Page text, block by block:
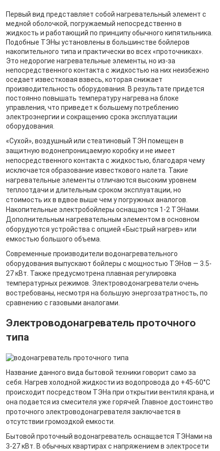
Первый вид представляет собой нагревательный элемент с
медной оболочкой, погружаемый непосредственно в
жидкость и работающий по принципу обычного кипятильника.
Подобные ТЭНы установлены в большинстве бойлеров
накопительного типа и практически во всех «проточниках».
Это недорогие нагревательные элементы, но из-за
непосредственного контакта с жидкостью на них неизбежно
оседает известковая взвесь, которая снижает
производительность оборудования. В результате придется
постоянно повышать температуру нагрева на блоке
управления, что приведет к большему потреблению
электроэнергии и сокращению срока эксплуатации
оборудования.
«Сухой», воздушный или стеатиновый ТЭН помещен в
защитную водонепроницаемую коробку и не имеет
непосредственного контакта с жидкостью, благодаря чему
исключается образование известкового налета. Такие
нагревательные элементы отличаются высоким уровнем
теплоотдачи и длительным сроком эксплуатации, но
стоимость их в вдвое выше чем у погружных аналогов.
Накопительные электробойлеры оснащаются 1-2 ТЭНами.
Дополнительным нагревательным элементом в основном
оборудуются устройства с опцией «Быстрый нагрев» или
емкостью большого объема.
Современные производители водонагревательного
оборудования выпускают бойлеры с мощностью ТЭНов — 3.5-
27 кВт. Также предусмотрена плавная регулировка
температурных режимов. Электроводонагреватели очень
востребованы, несмотря на большую энергозатратность, по
сравнению с газовыми аналогами.
Электроводонагреватель проточного
типа
Название данного вида бытовой техники говорит само за
себя. Нагрев холодной жидкости из водопровода до +45-60°C
происходит посредством ТЭНа при открытии вентиля крана, и
она подается из смесителя уже горячей. Главное достоинство
проточного электроводонагревателя заключается в
отсутствии громоздкой емкости.
Бытовой проточный водонагреватель оснащается ТЭНами на
3-27 кВт. В обычных квартирах с напряжением в электросети